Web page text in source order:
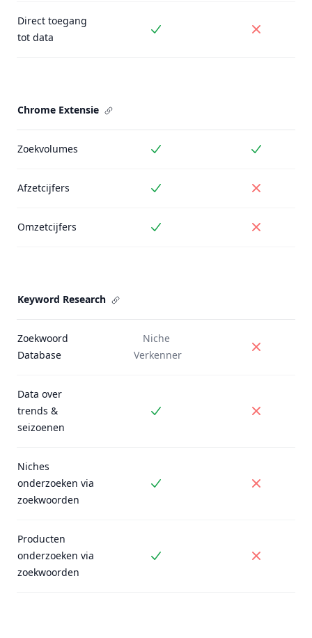
Direct toegang
tot data
Inbegrepen Niet
Chrome Extensie
Zoekvolumes Inbegrepen
Afzetcijfers Inbegrepen Niet
Omzetcijfers Inbegrepen Niet
Keyword Research
Zoekwoord
Database
Niche
Verkenner
Niet
Data over
trends &
seizoenen
Inbegrepen Niet
Niches
onderzoeken via
zoekwoorden
Inbegrepen Niet
Producten
onderzoeken via
zoekwoorden
Inbegrepen Niet